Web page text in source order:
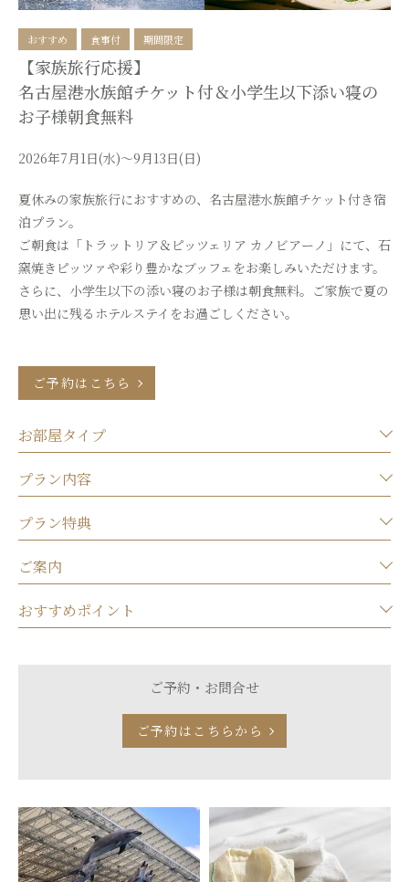
おすすめ 食事付 期間限定
【家族旅行応援】
名古屋港水族館チケット付＆小学生以下添い寝の
お子様朝食無料
2026年7月1日(水)～9月13日(日)
夏休みの家族旅行におすすめの、名古屋港水族館チケット付き宿
泊プラン。
ご朝食は「トラットリア＆ピッツェリア カノビアーノ」にて、石
窯焼きピッツァや彩り豊かなブッフェをお楽しみいただけます。
さらに、小学生以下の添い寝のお子様は朝食無料。ご家族で夏の
思い出に残るホテルステイをお過ごしください。
ご予約はこちら
お部屋タイプ
プラン内容
プラン特典
ご案内
おすすめポイント
ご予約・お問合せ
ご予約はこちらから